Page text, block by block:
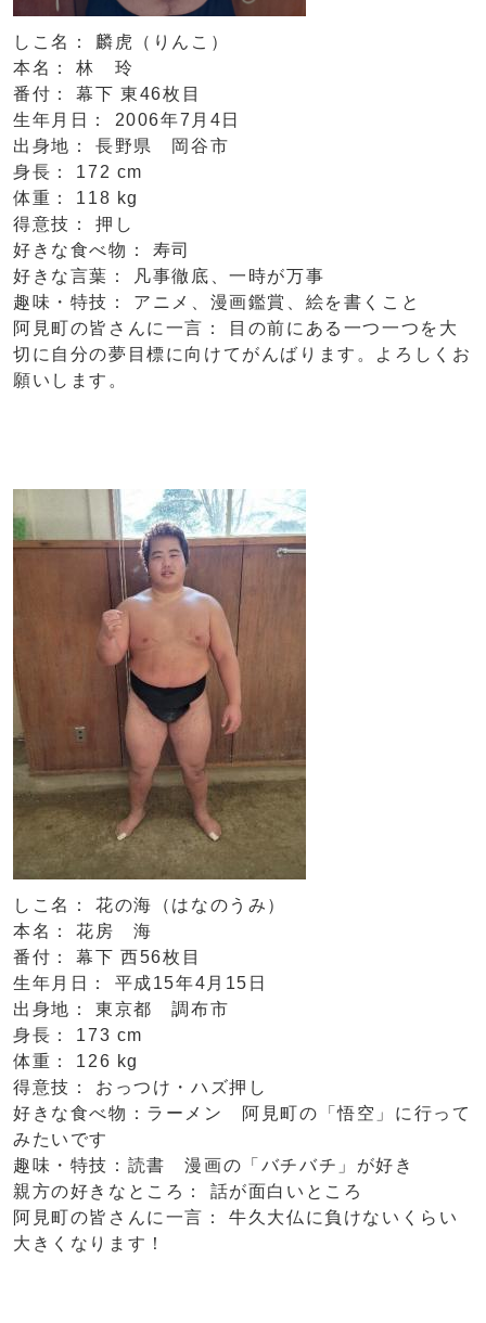
しこ名： 麟虎（りんこ）
本名： 林 玲
番付： 幕下 東46枚目
生年月日： 2006年7月4日
出身地： 長野県 岡谷市
身長： 172 cm
体重： 118 kg
得意技： 押し
好きな食べ物： 寿司
好きな言葉： 凡事徹底、一時が万事
趣味・特技： アニメ、漫画鑑賞、絵を書くこと
阿見町の皆さんに一言： 目の前にある一つ一つを大
切に自分の夢目標に向けてがんばります。よろしくお
願いします。
しこ名： 花の海（はなのうみ）
本名： 花房 海
番付： 幕下 西56枚目
生年月日： 平成15年4月15日
出身地： 東京都 調布市
身長： 173 cm
体重： 126 kg
得意技： おっつけ・ハズ押し
好きな食べ物：ラーメン 阿見町の「悟空」に行って
みたいです
趣味・特技：読書 漫画の「バチバチ」が好き
親方の好きなところ： 話が面白いところ
阿見町の皆さんに一言： 牛久大仏に負けないくらい
大きくなります！